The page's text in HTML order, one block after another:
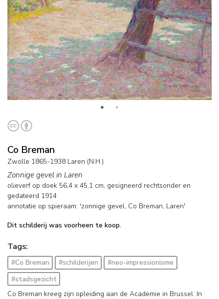
Co Breman
Zwolle 1865-1938 Laren (N.H.)
Zonnige gevel in Laren
olieverf op doek 56,4 x 45,1 cm, gesigneerd rechtsonder en
gedateerd 1914
annotatie op spieraam: 'zonnige gevel, Co Breman, Laren'
Dit schilderij was voorheen te koop.
Tags:
#Co Breman #schilderijen
#neo-impressionisme
#stadsgezicht
Co Breman kreeg zijn opleiding aan de Academie in Brussel. In